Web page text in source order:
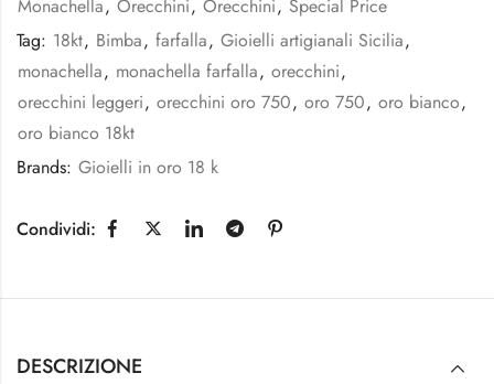
Monachella, Orecchini, Orecchini, Special Price
Tag: 18kt, Bimba, farfalla, Gioielli artigianali Sicilia,
monachella, monachella farfalla, orecchini,
orecchini leggeri, orecchini oro 750, oro 750, oro bianco,
oro bianco 18kt
Brands: Gioielli in oro 18 k
Condividi:
DESCRIZIONE